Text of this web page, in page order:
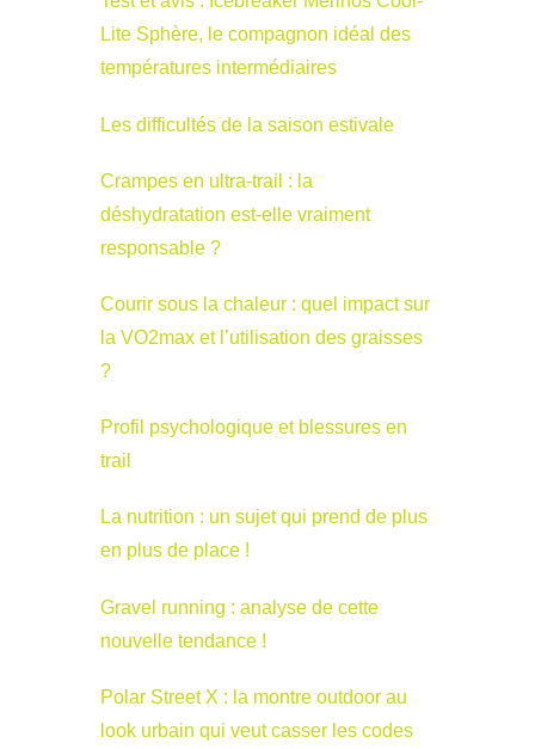
Lite Sphère, le compagnon idéal des
températures intermédiaires
Les difficultés de la saison estivale
Crampes en ultra-trail : la
déshydratation est-elle vraiment
responsable ?
Courir sous la chaleur : quel impact sur
la VO2max et l’utilisation des graisses
?
Profil psychologique et blessures en
trail
La nutrition : un sujet qui prend de plus
en plus de place !
Gravel running : analyse de cette
nouvelle tendance !
Polar Street X : la montre outdoor au
look urbain qui veut casser les codes